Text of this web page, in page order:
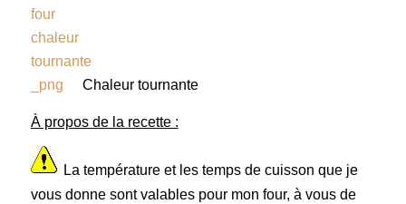
Chaleur tournante
À propos de la recette :
La température et les temps de cuisson que je
vous donne sont valables pour mon four, à vous de